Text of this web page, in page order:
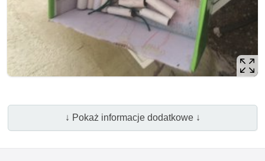
↓ Pokaż informacje dodatkowe ↓